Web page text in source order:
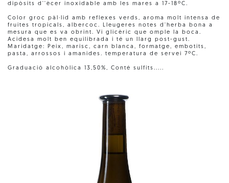
dipòsits d''ècer inoxidable amb les mares a 17-18ºC.
Color groc pàl·lid amb reflexes verds, aroma molt intensa de
fruites tropicals, albercoc. Lleugeres notes d'herba bona a
mesura que es va obrint. Vi glicèric que omple la boca.
Acidesa molt ben equilibrada i té un llarg post-gust.
Maridatge: Peix, marisc, carn blanca, formatge, embotits,
pasta, arrossos i amanides. temperatura de servei 7ºC.
Graduació alcohòlica 13,50%, Conté sulfits.....